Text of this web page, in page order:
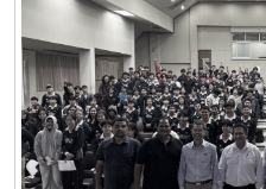
participated in the
Ceremony, an important
traditions, shared values,
Maejo University
was presided over by
Phongparnich**, with
ณัฏฐชัย ธาดาธนทัต จาก
วิทยากรสอนในบทปฏิบัติการ กา
ผลิตภัณฑ์ทางการประมงกิจกรร
Learning by Doing ตั้งแต่กา
และจัดการวัตถุดิบอย่างเหมาะส
เทคนิคการหั่นและขึ้นรูป การท